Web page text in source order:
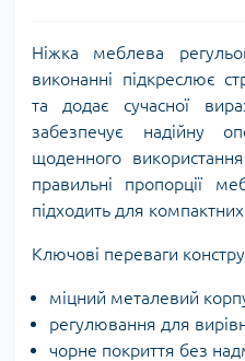
Ніжка меблева
виконанні підкреслює
та додає сучасної
забезпечує надійну
щоденного
правильні пропорції
підходить для
Ключові переваги
міцний металевий
регулювання для
чорне покриття без